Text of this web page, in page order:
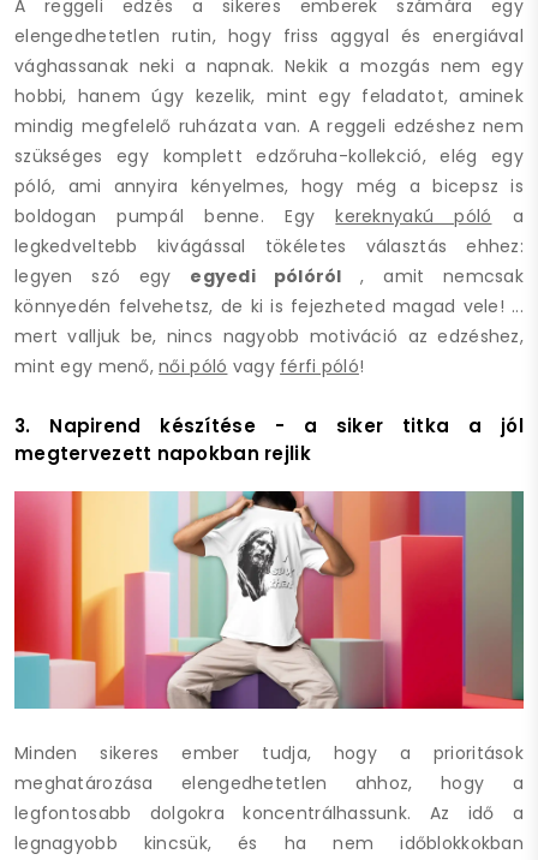
A reggeli edzés a sikeres emberek számára egy
elengedhetetlen rutin, hogy friss aggyal és energiával
vághassanak neki a napnak. Nekik a mozgás nem egy
hobbi, hanem úgy kezelik, mint egy feladatot, aminek
mindig megfelelő ruházata van. A reggeli edzéshez nem
szükséges egy komplett edzőruha-kollekció, elég egy
póló, ami annyira kényelmes, hogy még a bicepsz is
boldogan pumpál benne. Egykereknyakú póló a
legkedveltebb kivágással tökéletes választás ehhez:
legyen szó egy egyedi pólóról , amit nemcsak
könnyedén felvehetsz, de ki is fejezheted magad vele! ...
mert valljuk be, nincs nagyobb motiváció az edzéshez,
mint egy menő,női póló vagy férfi póló!
3. Napirend készítése - a siker titka a jól
megtervezett napokban rejlik
Minden sikeres ember tudja, hogy a prioritások
meghatározása elengedhetetlen ahhoz, hogy a
legfontosabb dolgokra koncentrálhassunk. Az idő a
legnagyobb kincsük, és ha nem időblokkokban